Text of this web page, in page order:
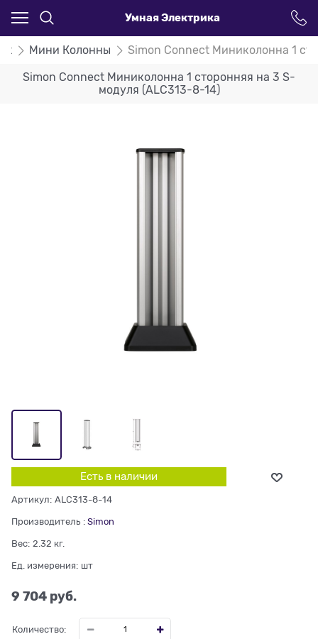
Умная Электрика
Мини Колонны Simon Connect Миниколонна 1
Simon Connect Миниколонна 1 сторонняя на 3 S-
модуля (ALC313-8-14)
Есть в наличии
Артикул: ALC313-8-14
Производитель : Simon
Вес: 2.32 кг.
Ед. измерения: шт
9 704 руб.
Количество: